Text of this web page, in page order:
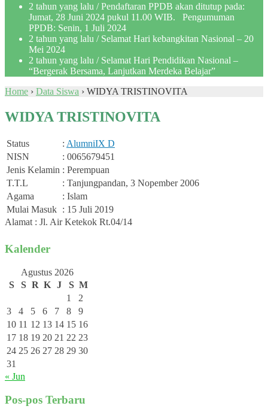
2 tahun yang lalu / Pendaftaran PPDB akan ditutup pada:
Jumat, 28 Juni 2024 pukul 11.00 WIB. Pengumuman
PPDB: Senin, 1 Juli 2024
2 tahun yang lalu / Selamat Hari kebangkitan Nasional – 20
Mei 2024
2 tahun yang lalu / Selamat Hari Pendidikan Nasional –
“Bergerak Bersama, Lanjutkan Merdeka Belajar”
Home › Data Siswa › WIDYA TRISTINOVITA
WIDYA TRISTINOVITA
Status : AlumniIX D
NISN
: 0065679451
Jenis Kelamin : Perempuan
T.T.L
: Tanjungpandan, 3 Nopember 2006
Agama
: Islam
Mulai Masuk : 15 Juli 2019
Alamat : Jl. Air Ketekok Rt.04/14
Kalender
Agustus 2026
S
S R K J S M
1
2
3
4 5 6 7 8
9
10 11 12 13 14 15 16
17 18 19 20 21 22 23
24 25 26 27 28 29 30
31
« Jun
Pos-pos Terbaru